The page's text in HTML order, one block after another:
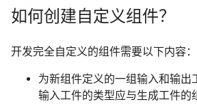
如何创建自定义组件？
开发完全自定义的组件需要以下内容：
为新组件定义的一组输入和输出
输入工件的类型应与生成工件的